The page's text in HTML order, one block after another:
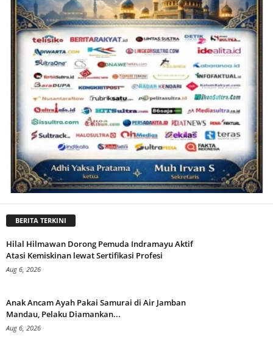
BERITA TERKINI
Hilal Hilmawan Dorong Pemuda Indramayu Aktif
Atasi Kemiskinan lewat Sertifikasi Profesi
Aug 6, 2026
Anak Ancam Ayah Pakai Samurai di Air Jamban
Mandau, Pelaku Diamankan...
Aug 6, 2026